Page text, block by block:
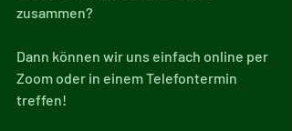
zusammen?
Dann können wir uns einfach online per
Zoom oder in einem Telefontermin
treffen!